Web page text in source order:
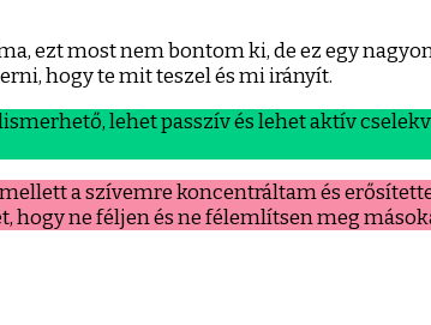
ezt most nem bontom ki, de ez egy
hogy te mit teszel és mi irányít.
lehet passzív és lehet aktív
a szívemre koncentráltam és
hogy ne féljen és ne félemlítsen meg